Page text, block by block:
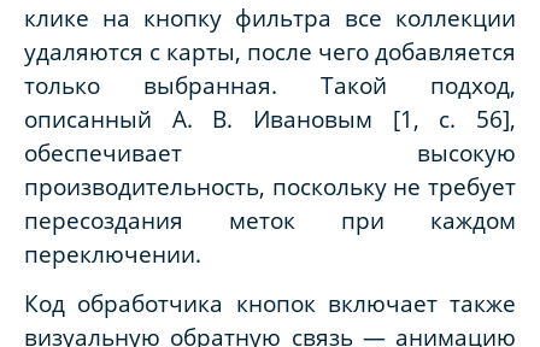
клике на кнопку фильтра все коллекции
удаляются с карты, после чего добавляется
только выбранная. Такой подход,
описанный А. В. Ивановым [1, с. 56],
обеспечивает высокую
производительность, поскольку не требует
пересоздания меток при каждом
переключении.
Код обработчика кнопок включает также
визуальную обратную связь — анимацию